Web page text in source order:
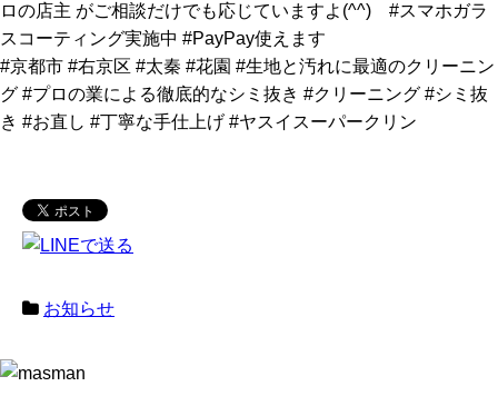
ロの店主 がご相談だけでも応じていますよ(^^) #スマホガラ
スコーティング実施中 #PayPay使えます
#京都市 #右京区 #太秦 #花園 #生地と汚れに最適のクリーニン
グ #プロの業による徹底的なシミ抜き #クリーニング #シミ抜
き #お直し #丁寧な手仕上げ #ヤスイスーパークリン
お知らせ